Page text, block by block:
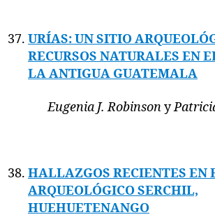
URÍAS: UN SITIO
RECURSOS NATURALES EN
LA ANTIGUA GUATEMALA
Eugenia J. Robinsony
HALLAZGOS RECIENTES EN
ARQUEOLÓGICO SERCHIL,
HUEHUETENANGO